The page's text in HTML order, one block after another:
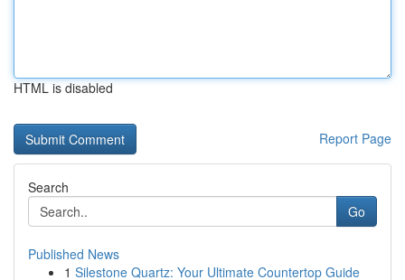
HTML is disabled
Report Page
Search
Go
Published News
1 Silestone Quartz: Your Ultimate Countertop Guide